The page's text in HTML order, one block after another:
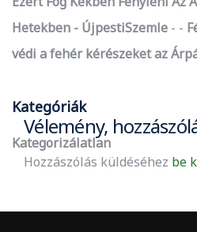
Hetekben - ÚjpestiSzemle
-
védi a fehér kérészeket az
Kategóriák
Kategorizálatlan
Vélemény,
Hozzászólás küldéséhez be